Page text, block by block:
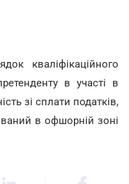
кваліфікаційного
в участі в
зі сплати податків,
в офшорній зоні